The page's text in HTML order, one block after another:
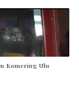
Komering Ulu